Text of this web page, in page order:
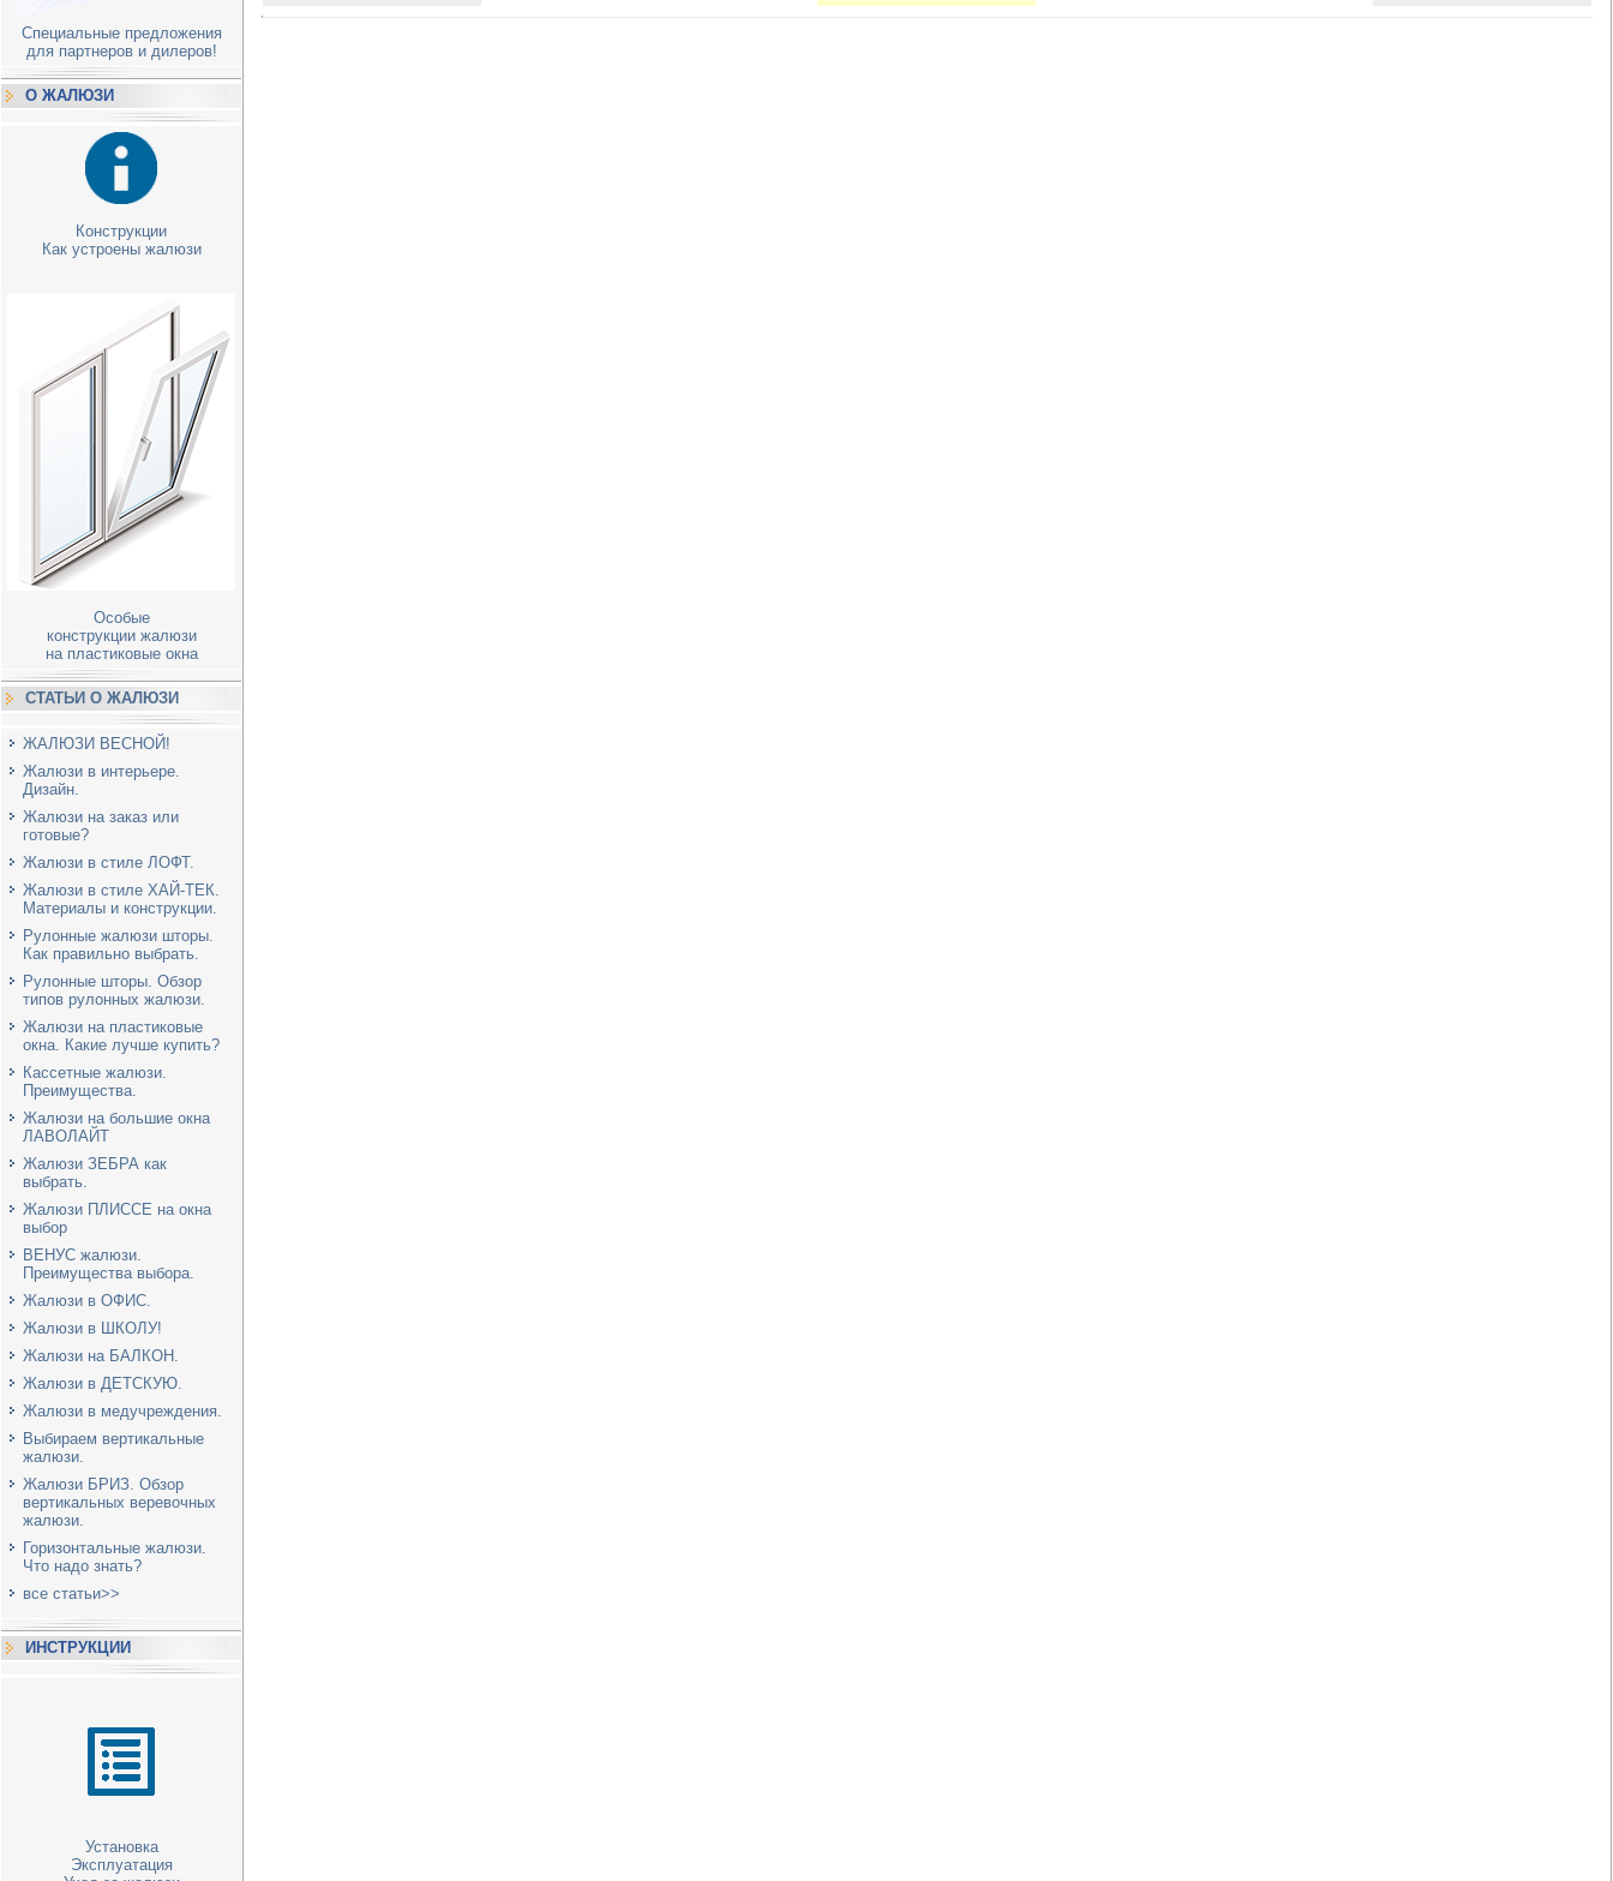
Специальные предложения
для партнеров и дилеров!
О ЖАЛЮЗИ
Конструкции
Как устроены жалюзи
Особые
конструкции жалюзи
на пластиковые окна
СТАТЬИ О ЖАЛЮЗИ
ЖАЛЮЗИ ВЕСНОЙ!
Жалюзи в интерьере.
Дизайн.
Жалюзи на заказ или
готовые?
Жалюзи в стиле ЛОФТ.
Жалюзи в стиле ХАЙ-ТЕК.
Материалы и конструкции.
Рулонные жалюзи шторы.
Как правильно выбрать.
Рулонные шторы. Обзор
типов рулонных жалюзи.
Жалюзи на пластиковые
окна. Какие лучше купить?
Кассетные жалюзи.
Преимущества.
Жалюзи на большие окна
ЛАВОЛАЙТ
Жалюзи ЗЕБРА как
выбрать.
Жалюзи ПЛИССЕ на окна
выбор
ВЕНУС жалюзи.
Преимущества выбора.
Жалюзи в ОФИС.
Жалюзи в ШКОЛУ!
Жалюзи на БАЛКОН.
Жалюзи в ДЕТСКУЮ.
Жалюзи в медучреждения.
Выбираем вертикальные
жалюзи.
Жалюзи БРИЗ. Обзор
вертикальных веревочных
жалюзи.
Горизонтальные жалюзи.
Что надо знать?
все статьи>>
ИНСТРУКЦИИ
Установка
Эксплуатация